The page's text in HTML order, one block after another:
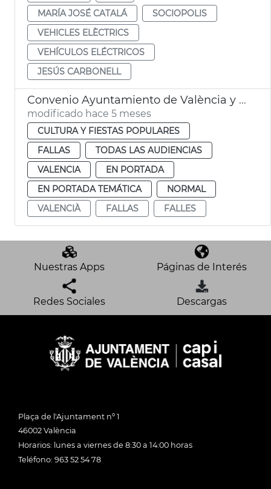
MARÍA JOSÉ CATALÁ
SOCIOPOLIS
VEHICLES ELÈCTRICS
VEHÍCULOS ELÉCTRICOS
JESÚS CARBONELL
Convenio Ayuntamiento de València y Corporació Audiovisual de CV
modificado hace 5 meses
CULTURA Y FIESTAS POPULARES
FALLAS
TODAS LAS AUDIENCIAS
VALENCIA
EN PORTADA
EN PORTADA TEMÁTICA
NORMAL
VALENCIÀ
FALLAS FALLES
Nuestras Apps Páginas de Interés
Redes Sociales Descargas
Plaça de l'Ajuntament nº 1
46002 València
Horarios: lunes a viernes de 8:30 a 14:00 horas
Teléfono: 963 52 54 78